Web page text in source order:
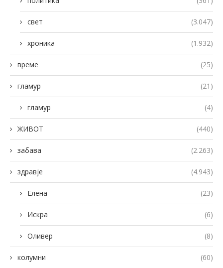
свет (3.047)
хроника (1.932)
време (25)
гламур (21)
гламур (4)
ЖИВОТ (440)
забава (2.263)
здравје (4.943)
Елена (23)
Искра (6)
Оливер (8)
колумни (60)